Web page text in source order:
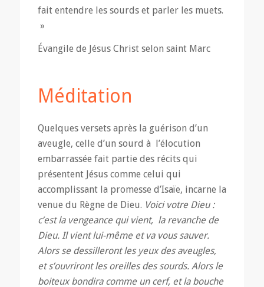
fait entendre les sourds et parler les muets.
»
Évangile de Jésus Christ selon saint Marc
Méditation
Quelques versets après la guérison d’un
aveugle, celle d’un sourd à l’élocution
embarrassée fait partie des récits qui
présentent Jésus comme celui qui
accomplissant la promesse d’Isaïe, incarne la
venue du Règne de Dieu. Voici votre Dieu :
c’est la vengeance qui vient, la revanche de
Dieu. Il vient lui-même et va vous sauver.
Alors se dessilleront les yeux des aveugles,
et s’ouvriront les oreilles des sourds. Alors le
boiteux bondira comme un cerf, et la bouche